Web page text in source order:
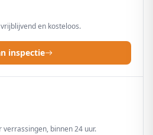
en kosteloos.
inspectie
binnen 24 uur.